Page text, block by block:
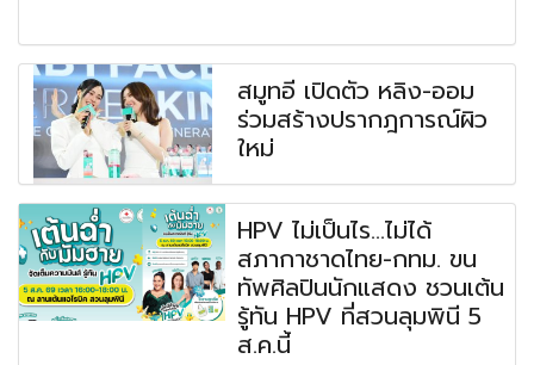
สมูทอี เปิดตัว หลิง-ออม
ร่วมสร้างปรากฎการณ์ผิว
ใหม่
HPV ไม่เป็นไร...ไม่ได้
สภากาชาดไทย-กทม. ขน
ทัพศิลปินนักแสดง ชวนเต้น
รู้ทัน HPV ที่สวนลุมพินี 5
ส.ค.นี้